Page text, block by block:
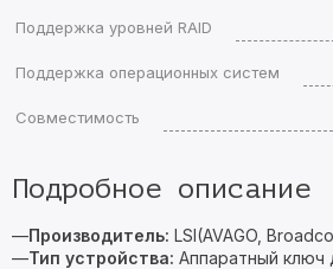
Поддержка уровней RAID
Поддержка операционных систем
Совместимость
Подробное описание
—Производитель: LSI(AVAGO,
—Тип устройства: Аппаратный ключ